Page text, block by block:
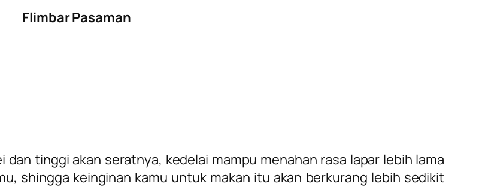
Flimbar Pasaman
dan tinggi akan seratnya, kedelai mampu menahan rasa lapar lebih lama
shingga keinginan kamu untuk makan itu akan berkurang lebih sedikit